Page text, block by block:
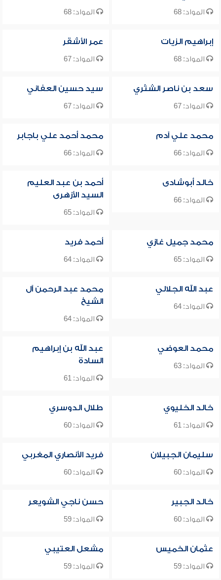
المواد: 68 المواد: 68
إبراهيم الزيات
المواد: 68
عمر الأشقر
المواد: 67
سعد بن ناصر الشثري
المواد: 67
سيد حسين العفاني
المواد: 67
محمد علي آدم
المواد: 66
محمد أحمد علي باجابر
المواد: 66
خالد أبوشادى
المواد: 66
أحمد بن عبد العليم
السيد الأزهرى
المواد: 65
محمد جميل غازي
المواد: 65
أحمد فريد
المواد: 64
عبد الله الجلالي
المواد: 64
محمد عبد الرحمن آل
الشيخ
المواد: 64
محمد العوضي
المواد: 63
عبد الله بن إبراهيم
السادة
المواد: 61
خالد الخليوي
المواد: 61
طلال الدوسري
المواد: 60
سليمان الجبيلان
المواد: 60
فريد الأنصاري المغربي
المواد: 60
خالد الجبير
المواد: 60
حسن ناجي الشويعر
المواد: 59
عثمان الخميس
المواد: 59
مشعل العتيبي
المواد: 59